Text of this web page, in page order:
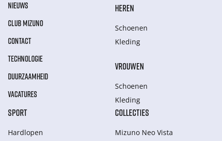
NIEUWS
CLUB MIZUNO
CONTACT
TECHNOLOGIE
DUURZAAMHEID
VACATURES
HEREN
Schoenen
Kleding
VROUWEN
Schoenen
Kleding
SPORT
Hardlopen
COLLECTIES
Mizuno Neo Vista